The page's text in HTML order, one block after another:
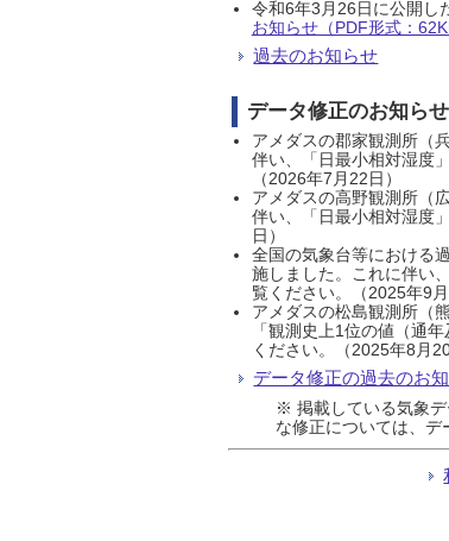
令和6年3月26日に公開し
お知らせ（PDF形式：
過去のお知らせ
データ修正のお知らせ
アメダスの郡家観測所（
伴い、「日最小相対湿度
（2026年7月22日）
アメダスの高野観測所（
伴い、「日最小相対湿度
日）
全国の気象台等における
施しました。これに伴い
覧ください。（2025年9月
アメダスの松島観測所（
「観測史上1位の値（通
ください。（2025年8月20
データ修正の過去のお
※ 掲載している気象デ
な修正については、デ